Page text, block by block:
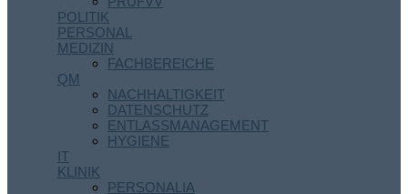
POLITIK
PERSONAL
MEDIZIN
FACHBEREICHE
QM
NACHHALTIGKEIT
DATENSCHUTZ
ENTLASSMANAGEMENT
HYGIENE
IT
KLINIK
PERSONALIA